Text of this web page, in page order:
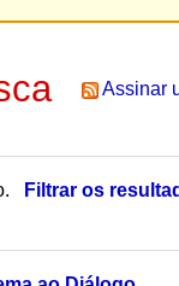
Assinar
Filtrar os